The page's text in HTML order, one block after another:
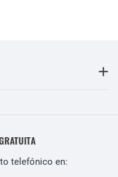
telefónico en: